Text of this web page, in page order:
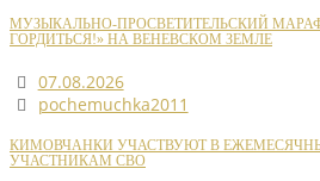
МУЗЫКАЛЬНО-ПРОСВЕТИТЕЛЬСКИЙ
ГОРДИТЬСЯ!» НА ВЕНЕВСКОМ ЗЕМЛЕ
07.08.2026
pochemuchka2011
КИМОВЧАНКИ УЧАСТВУЮТ В
УЧАСТНИКАМ СВО